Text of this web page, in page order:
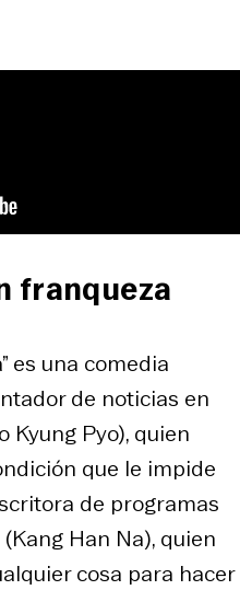
franqueza
es una comedia
de noticias en
Kyung Pyo), quien
que le impide
de programas
Han Na), quien
cosa para hacer